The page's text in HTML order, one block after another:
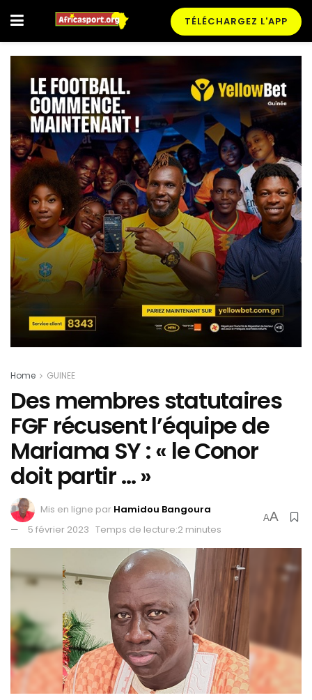
TÉLÉCHARGEZ L'APP
Home GUINEE
Des membres statutaires
FGF récusent l’équipe de
Mariama SY : « le Conor
doit partir … »
Mis en ligne par Hamidou Bangoura
5 février 2023 Temps de lecture:2 minutes
AA